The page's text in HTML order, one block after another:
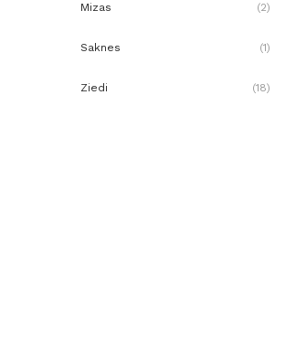
u
Mizas (2)
Saknes (1)
Ziedi (18)